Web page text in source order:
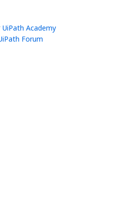
UiPath Academy
Forum